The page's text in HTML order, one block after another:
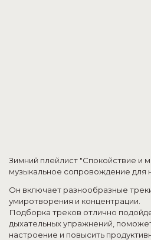
Зимний плейлист "Спокойствие и
музыкальное сопровождение для
Он включает разнообразные
умиротворения и концентрации.
Подборка треков отлично
дыхательных упражнений,
настроение и повысить